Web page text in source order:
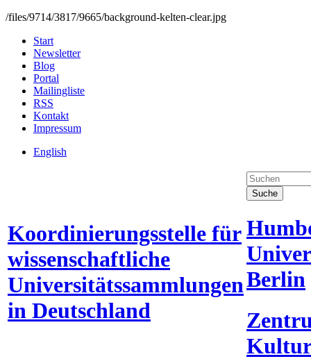
/files/9714/3817/9665/background-kelten-clear.jpg
Start
Newsletter
Blog
Portal
Mailingliste
RSS
Kontakt
Impressum
English
Koordinierungsstelle für
wissenschaftliche
Universitätssammlungen
in Deutschland
Suche
Berlin